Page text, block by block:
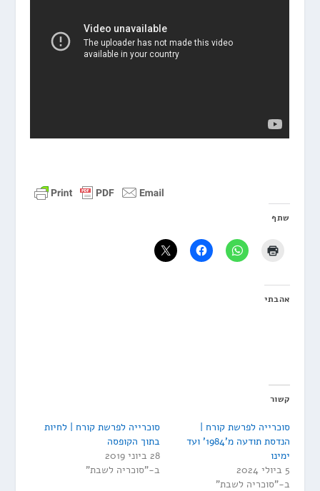
שתף
אהבתי
קשור
סוכרייה לפרשת קורח |
הנדסת תודעה מ'1984' ועד
ימינו
5 ביולי 2024
ב-"סוכריה לשבת"
סוכרייה לפרשת קורח | לחיות
בתוך הקופסה
28 ביוני 2019
ב-"סוכריה לשבת"